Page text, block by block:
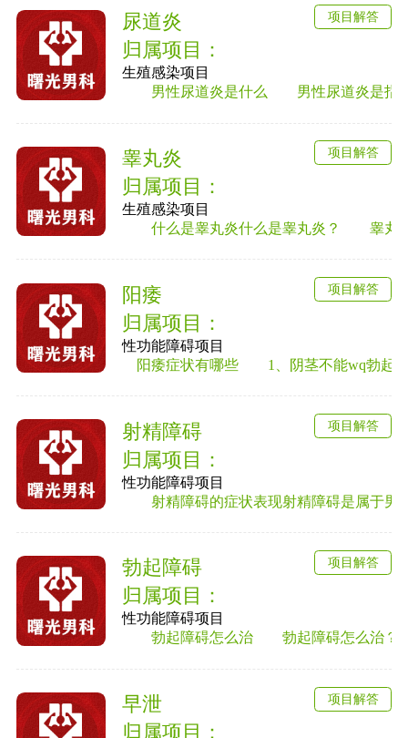
尿道炎
归属项目：
生殖感染项目
男性尿道炎是什么 男性尿道炎是指尿
项目解答
睾丸炎
归属项目：
生殖感染项目
什么是睾丸炎什么是睾丸炎？ 睾丸炎
项目解答
阳痿
归属项目：
性功能障碍项目
阳痿症状有哪些 1、阴茎不能wq勃起或
项目解答
射精障碍
归属项目：
性功能障碍项目
射精障碍的症状表现射精障碍是属于男
项目解答
勃起障碍
归属项目：
性功能障碍项目
勃起障碍怎么治 勃起障碍怎么治？勃
项目解答
早泄
归属项目：
项目解答